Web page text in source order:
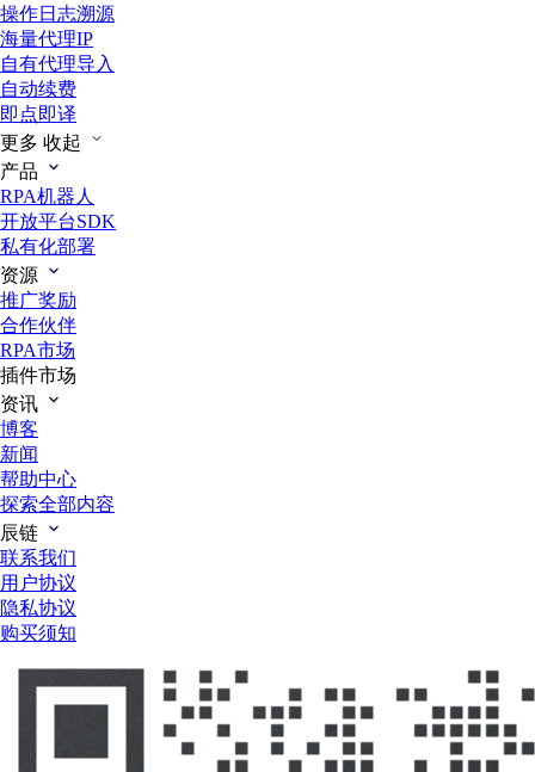
操作日志溯源
海量代理IP
自有代理导入
自动续费
即点即译
更多 收起
产品
RPA机器人
开放平台SDK
私有化部署
资源
推广奖励
合作伙伴
RPA市场
插件市场
资讯
博客
新闻
帮助中心
探索全部内容
辰链
联系我们
用户协议
隐私协议
购买须知